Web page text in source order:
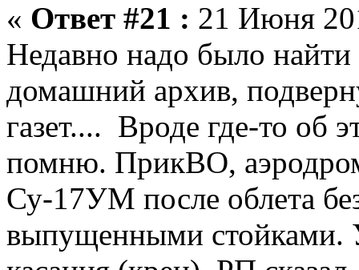
« Ответ #21 : 21 Июня
Недавно надо было найти
домашний архив,
газет.... Вроде где-то об
помню. ПрикВО,
Су-17УМ после облета
выпущенными стойками.